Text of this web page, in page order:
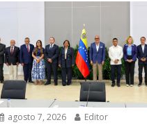
agosto 7, 2026 Editor